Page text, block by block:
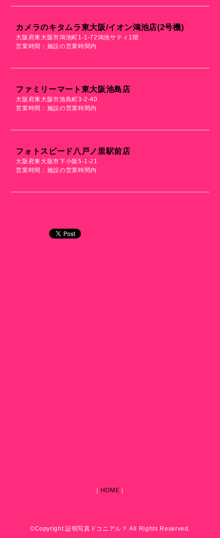
カメラのキタムラ東大阪/イオン鴻池店(2号機)
大阪府東大阪市鴻池町1-1-72鴻池サティ1階
営業時間：施設の営業時間内
ファミリーマート東大阪池島店
大阪府東大阪市池島町3-2-40
営業時間：施設の営業時間内
フォトスピード八戸ノ里駅前店
大阪府東大阪市下小阪5-1-21
営業時間：施設の営業時間内
HOME
©Copyright 証明写真ドコニアル？ All Rights Reserved.